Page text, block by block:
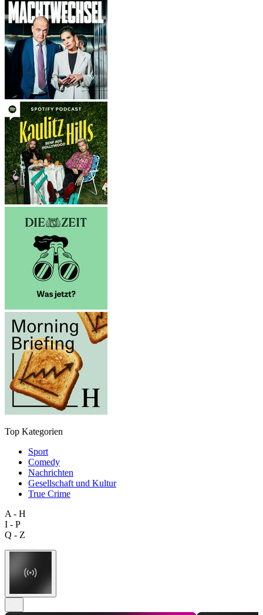
Top Kategorien
Sport
Comedy
Nachrichten
Gesellschaft und Kultur
True Crime
A - H
I - P
Q - Z